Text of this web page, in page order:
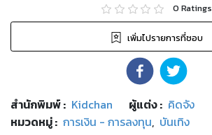
0 Ratings
เพิ่มไปรายการที่ชอบ
สำนักพิมพ์: Kidchan ผู้แต่ง : คิดจัง
หมวดหมู่: การเงิน - การลงทุน, บันเทิง